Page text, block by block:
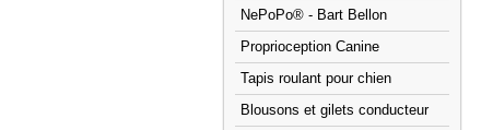
NePoPo® - Bart Bellon
Proprioception Canine
Tapis roulant pour chien
Blousons et gilets conducteur